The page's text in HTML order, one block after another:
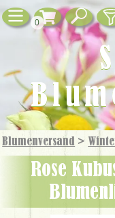
0
Blumenversand >
Rose Kubus mit Pinien (20cm) -